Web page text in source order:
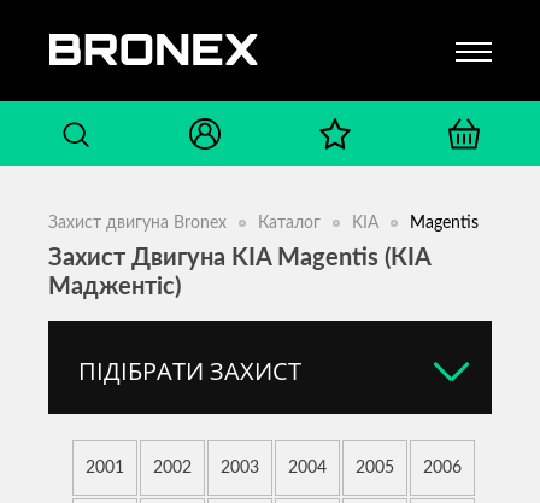
Захист двигуна Bronex Каталог KIA Magentis
Захист Двигуна KIA Magentis (КІА
Маджентіс)
ПІДІБРАТИ ЗАХИСТ
2001 2002 2003 2004 2005 2006